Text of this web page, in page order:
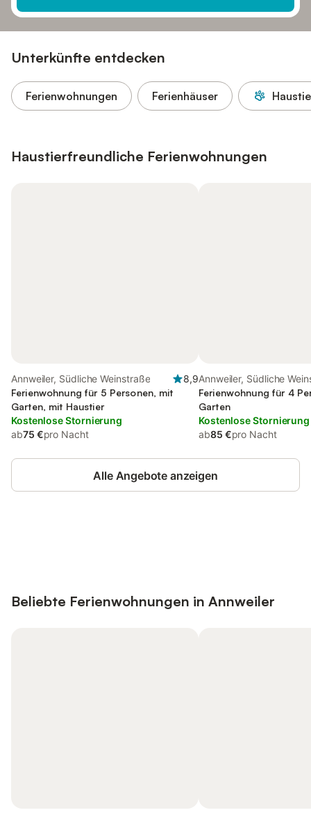
Unterkünfte entdecken
Ferienwohnungen Ferienhäuser
Haustierfreundliche Ferienwohnungen
Annweiler, Südliche Weinstraße
8,9
Ferienwohnung für 5 Personen, mit
Garten, mit Haustier
Kostenlose Stornierung
ab75 €pro Nacht
Annweiler, Südliche
Ferienwohnung für 4
Garten
Kostenlose Stornierung
ab85 €pro Nacht
Alle Angebote anzeigen
Beliebte Ferienwohnungen in Annweiler